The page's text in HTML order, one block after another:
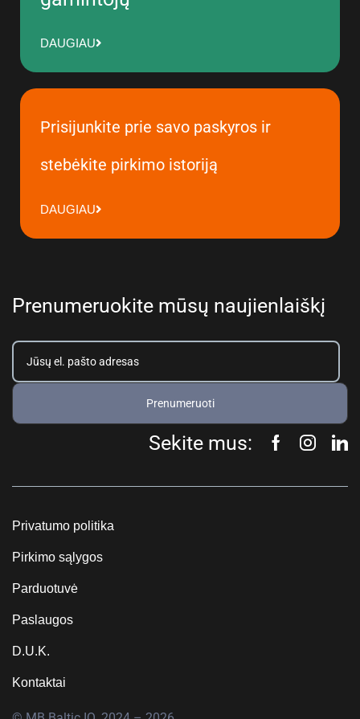
DAUGIAU
Prisijunkite prie savo paskyros ir
stebėkite pirkimo istoriją
DAUGIAU
Prenumeruokite mūsų naujienlaiškį
Prenumeruoti
Sekite mus:
Privatumo politika
Pirkimo sąlygos
Parduotuvė
Paslaugos
D.U.K.
Kontaktai